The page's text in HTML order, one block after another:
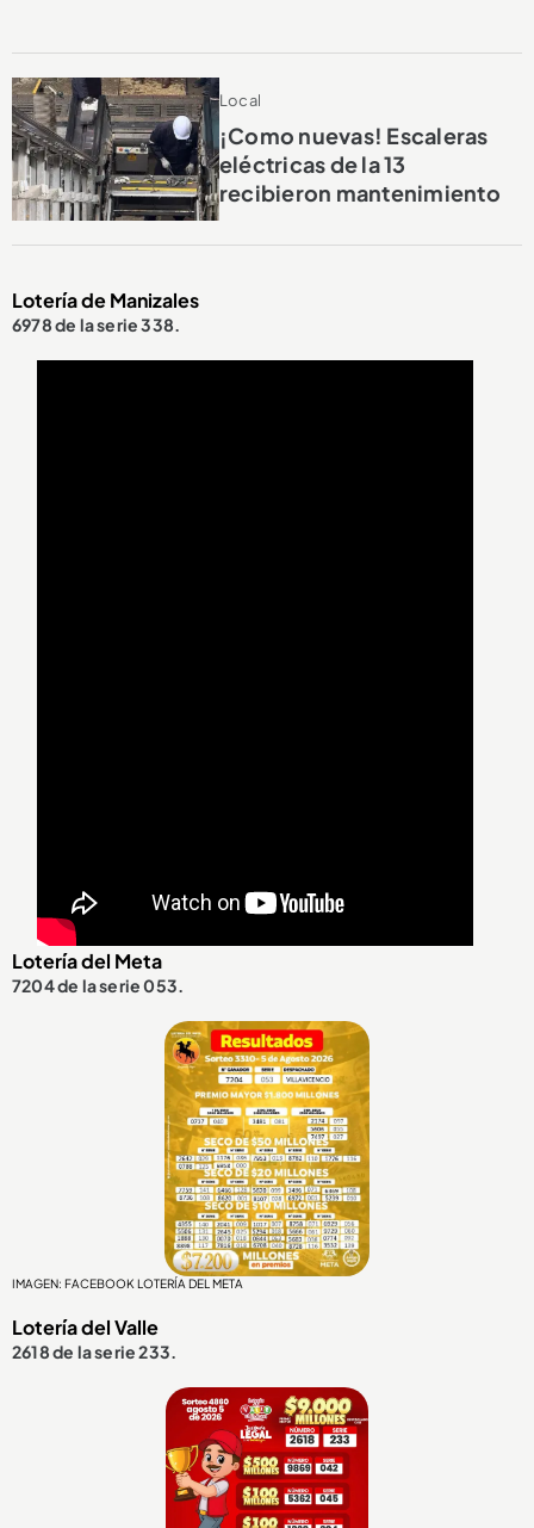
Local
¡Como nuevas! Escaleras
eléctricas de la 13
recibieron mantenimiento
Lotería de Manizales
6978 de la serie 338.
Lotería del Meta
7204 de la serie 053.
IMAGEN: FACEBOOK LOTERÍA DEL META
Lotería del Valle
2618 de la serie 233.